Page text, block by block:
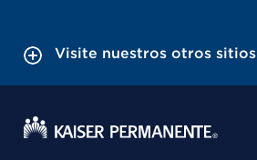
Visite nuestros otros sitios